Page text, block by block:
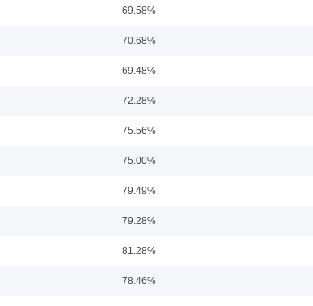
公司量化投资部总监。2016年6月起任海富通安颐收益混合（原海
。2018年4月至2018年7月兼任海富通东财大数据混合基金经理。
2022年8月兼任海富通安益对冲混合基金经理。2020年3月至2021
监。2013年8月至2020年7月任海富通货币基金经理。2014年8月
2019年10月兼任海富通富祥混合基金经理。2016年8月至2019年10
海富通富源债券基金经理。2017年3月至2019年10月兼任海富通瑞
至2023年12月兼任海富通上证10年期地方政府债ETF基金经理。
69.58%
70.68%
69.48%
72.28%
75.56%
75.00%
79.49%
79.28%
81.28%
78.46%